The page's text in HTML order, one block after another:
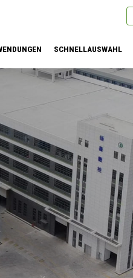
SCHNELLAUSWAHL